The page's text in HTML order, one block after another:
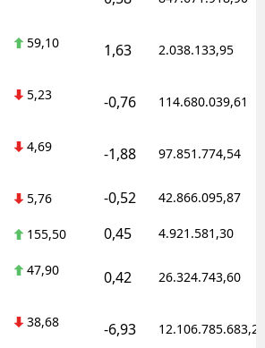
59,10 1,63 2.038.133,95
5,23 -0,76 114.680.039,61
4,69 -1,88 97.851.774,54
5,76 -0,52 42.866.095,87
155,50 0,45 4.921.581,30
47,90 0,42 26.324.743,60
38,68 -6,93 12.106.785.683,20